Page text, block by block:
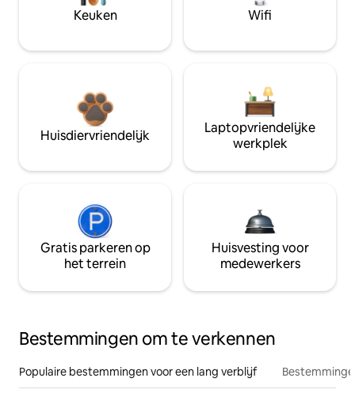
Keuken Wifi
Huisdiervriendelijk
Laptopvriendelijke
werkplek
Gratis parkeren op
het terrein
Huisvesting voor
medewerkers
Bestemmingen om te verkennen
Populaire bestemmingen voor een lang verblijf